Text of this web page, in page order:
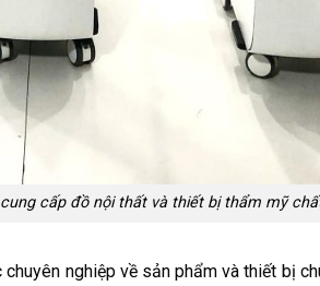
cấp đồ nội thất và thiết bị thẩm mỹ
nghiệp về sản phẩm và thiết bị